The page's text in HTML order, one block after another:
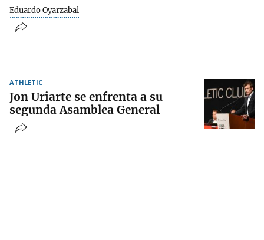
Eduardo Oyarzabal
ATHLETIC
Jon Uriarte se enfrenta a su
segunda Asamblea General